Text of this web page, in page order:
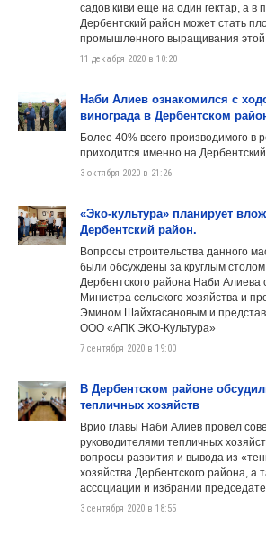
садов киви еще на один гектар, а в
Дербентский район может стать
промышленного выращивания этой
11 декабря 2020 в 10:20
Наби Алиев ознакомился с
винограда в Дербентском
Более 40% всего производимого в
приходится именно на
3 октября 2020 в 21:26
«Эко-культура» планирует
Дербентский район.
Вопросы строительства данного
были обсуждены за круглым столом
Дербентского района Наби Алиева
Министра сельского хозяйства и
Эмином Шайхгасановым и
ООО «АПК ЭКО-Культура»
7 сентября 2020 в 19:00
В Дербентском районе
тепличных хозяйств
Врио главы Наби Алиев провёл
руководителями тепличных
вопросы развития и вывода из
хозяйства Дербентского района, а
ассоциации и избрании
3 сентября 2020 в 18:55